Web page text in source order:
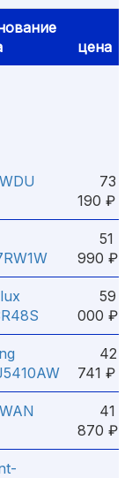
цена
73
190 ₽
51
990 ₽
59
000 ₽
42
741 ₽
41
870 ₽